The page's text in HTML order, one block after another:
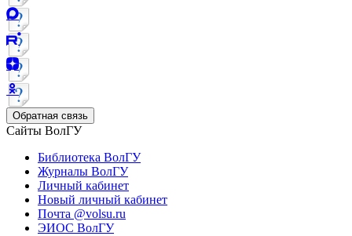
Обратная связь
Сайты ВолГУ
Библиотека ВолГУ
Журналы ВолГУ
Личный кабинет
Новый личный кабинет
Почта @volsu.ru
ЭИОС ВолГУ